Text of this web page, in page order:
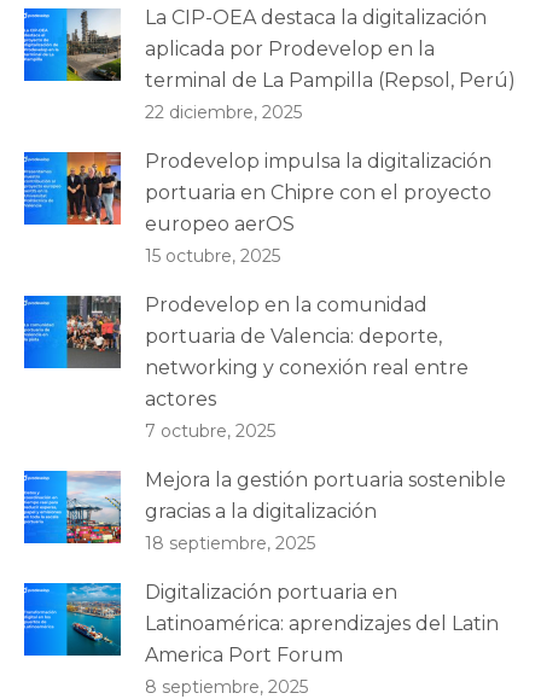
La CIP-OEA destaca la digitalización
aplicada por Prodevelop en la
terminal de La Pampilla (Repsol, Perú)
22 diciembre, 2025
Prodevelop impulsa la digitalización
portuaria en Chipre con el proyecto
europeo aerOS
15 octubre, 2025
Prodevelop en la comunidad
portuaria de Valencia: deporte,
networking y conexión real entre
actores
7 octubre, 2025
Mejora la gestión portuaria sostenible
gracias a la digitalización
18 septiembre, 2025
Digitalización portuaria en
Latinoamérica: aprendizajes del Latin
America Port Forum
8 septiembre, 2025